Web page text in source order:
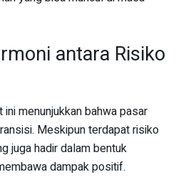
antara Risiko
menunjukkan bahwa pasar
Meskipun terdapat risiko
juga hadir dalam bentuk
dampak positif.